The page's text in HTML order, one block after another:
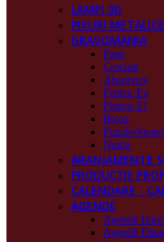
LAMPI 3D
PIXURI
GRAVOMANIA
Pasti
Craciun
Absolvire
Pentru Ea
Pentru El
Birou
Puzzle/Jocuri
Nunta
ARANJAMENTE
PRODUCŢIE
CALENDARE -
AGENDE
Agende
Agende